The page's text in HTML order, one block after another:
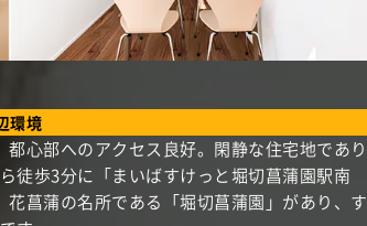
環境
心部へのアクセス良好。閑静な住宅地であり
徒歩3分に「まいばすけっと堀切菖蒲園駅南
菖蒲の名所である「堀切菖蒲園」があり、す